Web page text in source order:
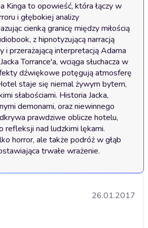
Kinga to opowieść, która łączy w
i głębokiej analizy
cienką granicę między miłością
z hipnotyzującą narracją
i przerażającą interpretacją Adama
Torrance'a, wciąga słuchacza w
dźwiękowe potęgują atmosferę
staje się niemal żywym bytem,
słabościami. Historia Jacka,
demonami, oraz niewinnego
prawdziwe oblicze hotelu,
refleksji nad ludzkimi lękami.
horror, ale także podróż w głąb
26.01.2017